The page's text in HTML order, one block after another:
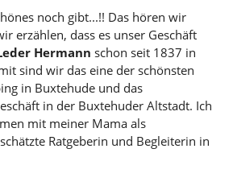
noch gibt...!! Das hören wir
erzählen, dass es unser Geschäft
Hermann schon seit 1837 in
sind wir das eine der schönsten
in Buxtehude und das
in der Buxtehuder Altstadt. Ich
mit meiner Mama als
Ratgeberin und Begleiterin in